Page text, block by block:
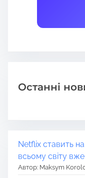
Останні
Netflix ставить
всьому світу
Автор: Maksym